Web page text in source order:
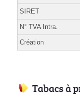
SIRET
N° TVA Intra.
Création
Tabacs à